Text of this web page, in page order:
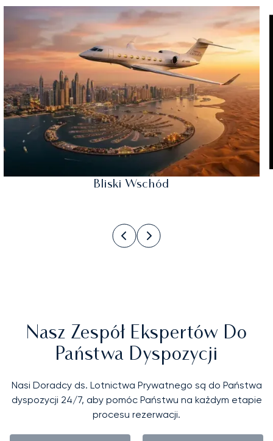
Bliski Wschód
Nasz Zespół Ekspertów Do
Państwa Dyspozycji
Nasi Doradcy ds. Lotnictwa Prywatnego są do Państwa
dyspozycji 24/7, aby pomóc Państwu na każdym etapie
procesu rezerwacji.